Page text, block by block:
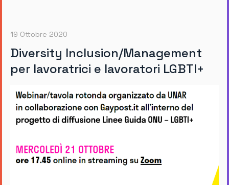
19 Ottobre 2020
Diversity Inclusion/Management
per lavoratrici e lavoratori LGBTI+